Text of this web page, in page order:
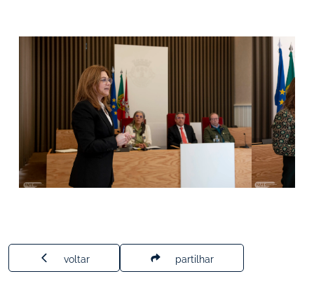
voltar partilhar